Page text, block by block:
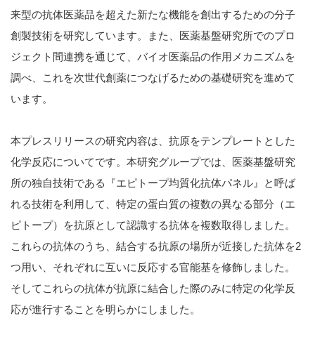
来型の抗体医薬品を超えた新たな機能を創出するための分子
創製技術を研究しています。また、医薬基盤研究所でのプロ
ジェクト間連携を通じて、バイオ医薬品の作用メカニズムを
調べ、これを次世代創薬につなげるための基礎研究を進めて
います。
本プレスリリースの研究内容は、抗原をテンプレートとした
化学反応についてです。本研究グループでは、医薬基盤研究
所の独自技術である『エピトープ均質化抗体パネル』と呼ば
れる技術を利用して、特定の蛋白質の複数の異なる部分（エ
ピトープ）を抗原として認識する抗体を複数取得しました。
これらの抗体のうち、結合する抗原の場所が近接した抗体を2
つ用い、それぞれに互いに反応する官能基を修飾しました。
そしてこれらの抗体が抗原に結合した際のみに特定の化学反
応が進行することを明らかにしました。